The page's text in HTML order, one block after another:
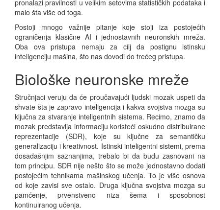
pronalazi pravilnosti u velikim setovima statističkih podataka i
malo šta više od toga.
Postoji mnogo važnije pitanje koje stoji iza postojećih
ograničenja klasične AI i jednostavnih neuronskih mreža.
Oba ova pristupa nemaju za cilj da postignu istinsku
inteligenciju mašina, što nas dovodi do trećeg pristupa.
Biološke neuronske mreže
Stručnjaci veruju da će proučavajući ljudski mozak uspeti da
shvate šta je zapravo inteligencija i kakva svojstva mozga su
ključna za stvaranje inteligentnih sistema. Recimo, znamo da
mozak predstavlja informaciju koristeći oskudno distribuirane
reprezentacije (SDR), koje su ključne za semantičku
generalizaciju i kreativnost. Istinski inteligentni sistemi, prema
dosadašnjim saznanjima, trebalo bi da budu zasnovani na
tom principu. SDR nije nešto što se može jednostavno dodati
postojećim tehnikama mašinskog učenja. To je više osnova
od koje zavisi sve ostalo. Druga ključna svojstva mozga su
pamćenje, prvenstveno niza šema i sposobnost
kontinuiranog učenja.